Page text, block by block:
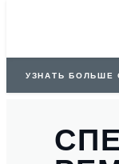
УЗНАТЬ БОЛЬШЕ